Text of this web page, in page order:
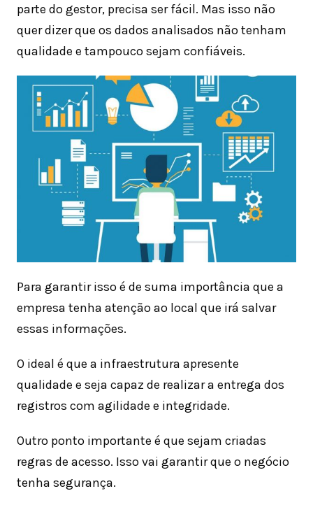
parte do gestor, precisa ser fácil. Mas isso não
quer dizer que os dados analisados não tenham
qualidade e tampouco sejam confiáveis.
Para garantir isso é de suma importância que a
empresa tenha atenção ao local que irá salvar
essas informações.
O ideal é que a infraestrutura apresente
qualidade e seja capaz de realizar a entrega dos
registros com agilidade e integridade.
Outro ponto importante é que sejam criadas
regras de acesso. Isso vai garantir que o negócio
tenha segurança.